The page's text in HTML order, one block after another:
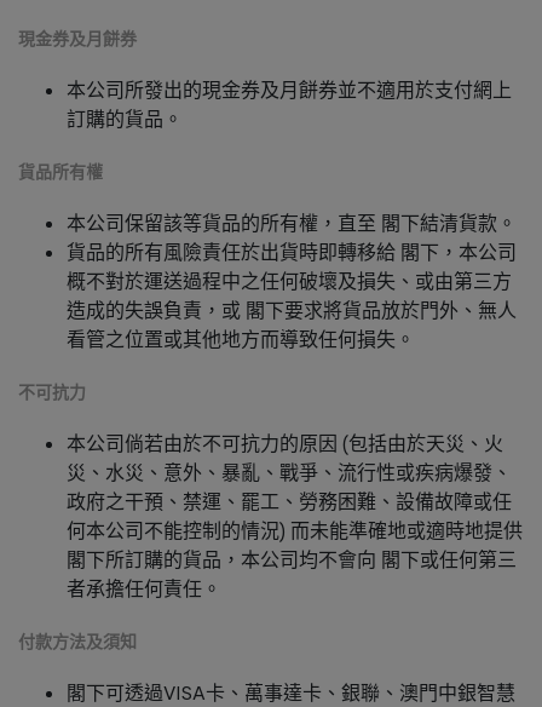
現金券及月餅券
本公司所發出的現金券及月餅券並不適用於支付網上
訂購的貨品。
貨品所有權
本公司保留該等貨品的所有權，直至 閣下結清貨款。
貨品的所有風險責任於出貨時即轉移給 閣下，本公司
概不對於運送過程中之任何破壞及損失、或由第三方
造成的失誤負責，或 閣下要求將貨品放於門外、無人
看管之位置或其他地方而導致任何損失。
不可抗力
本公司倘若由於不可抗力的原因 (包括由於天災、火
災、水災、意外、暴亂、戰爭、流行性或疾病爆發、
政府之干預、禁運、罷工、勞務困難、設備故障或任
何本公司不能控制的情況) 而未能準確地或適時地提供
閣下所訂購的貨品，本公司均不會向 閣下或任何第三
者承擔任何責任。
付款方法及須知
閣下可透過VISA卡、萬事達卡、銀聯、澳門中銀智慧